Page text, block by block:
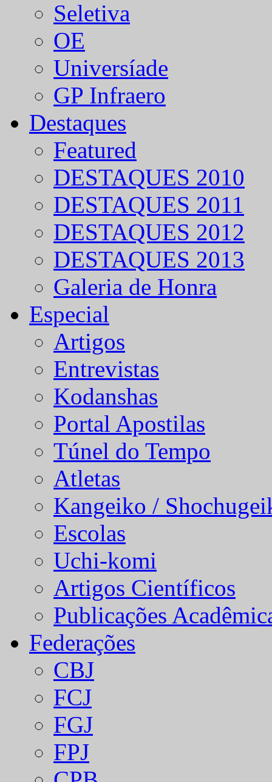
Seletiva
OE
Universíade
GP Infraero
Destaques
Featured
DESTAQUES 2010
DESTAQUES 2011
DESTAQUES 2012
DESTAQUES 2013
Galeria de Honra
Especial
Artigos
Entrevistas
Kodanshas
Portal Apostilas
Túnel do Tempo
Atletas
Kangeiko /
Escolas
Uchi-komi
Artigos Científicos
Publicações
Federações
CBJ
FCJ
FGJ
FPJ